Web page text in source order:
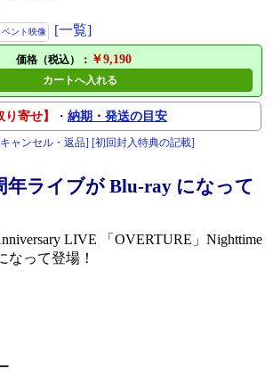
ント映像 [一覧]
価格（税込）： ￥9,190
カートへ入れる
り寄せ】 ・ 納期・発送の目安
ャンセル・返品] [初回封入特典の記載]
年ライブが Blu-ray になって
LIVE 「OVERTURE」Nighttime
なって登場！